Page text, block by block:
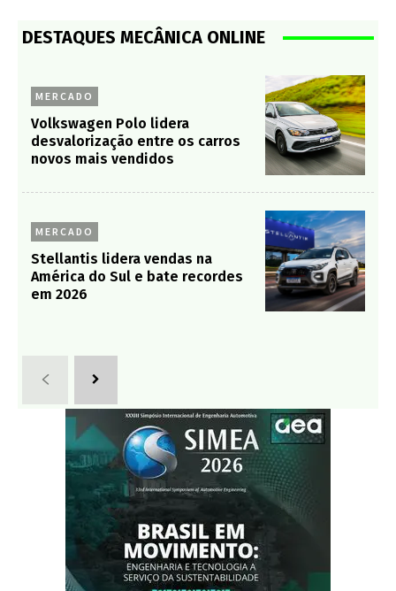
DESTAQUES MECÂNICA ONLINE
MERCADO
Volkswagen Polo lidera
desvalorização entre os carros
novos mais vendidos
MERCADO
Stellantis lidera vendas na
América do Sul e bate recordes
em 2026